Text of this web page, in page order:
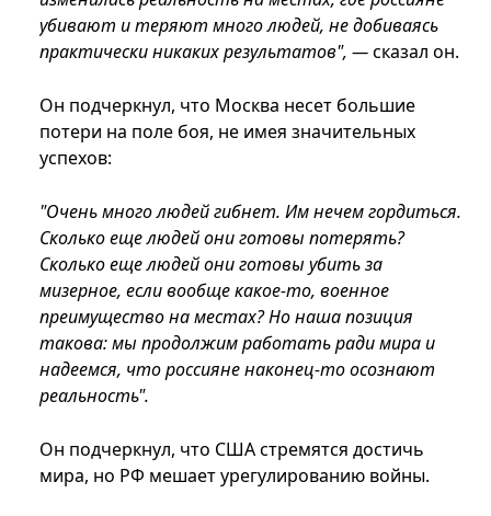
убивают и теряют много людей, не добиваясь
практически никаких результатов", —сказал он.
Он подчеркнул, что Москва несет большие
потери на поле боя, не имея значительных
успехов:
"Очень много людей гибнет. Им нечем гордиться.
Сколько еще людей они готовы потерять?
Сколько еще людей они готовы убить за
мизерное, если вообще какое-то, военное
преимущество на местах? Но наша позиция
такова: мы продолжим работать ради мира и
надеемся, что россияне наконец-то осознают
реальность".
Он подчеркнул, что США стремятся достичь
мира, но РФ мешает урегулированию войны.